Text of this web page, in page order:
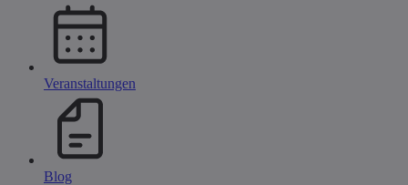
Veranstaltungen
Blog